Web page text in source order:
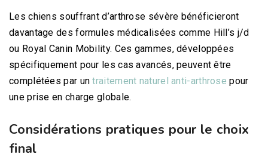
Les chiens souffrant d’arthrose sévère bénéficieront
davantage des formules médicalisées comme Hill’s j/d
ou Royal Canin Mobility. Ces gammes, développées
spécifiquement pour les cas avancés, peuvent être
complétées par untraitement naturel anti-arthrose pour
une prise en charge globale.
Considérations pratiques pour le choix
final